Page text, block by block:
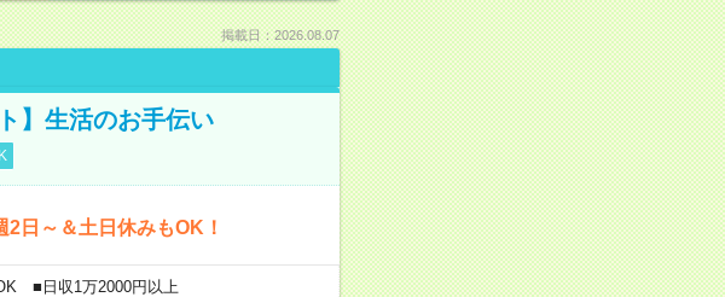
掲載日：2026.08.07
】生活のお手伝い
日～＆土日休みもOK！
■日収1万2000円以上